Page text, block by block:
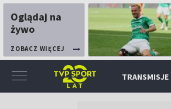
Oglądaj na
żywo
ZOBACZ WIĘCEJ
TRANSMISJE